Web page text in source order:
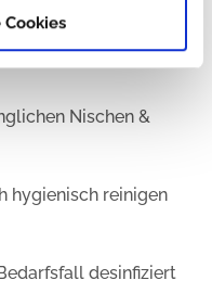
Fahrgastraum- &
Nischen &
hygienisch reinigen
desinfiziert